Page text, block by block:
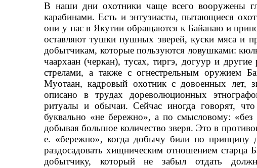
В наши дни охотники чаще всего вооружены
карабинами. Есть и энтузиасты, пытающиеся
они у нас в Якутии обращаются к Байанаю и
оставляют тушки пушных зверей, куски мяса и
добытчикам, которые пользуются ловушками:
чаархаан (черкан), тусах, тиргэ, догуур и
стрелами, а также с огнестрельным оружием
Муотаан, кадровый охотник с довоенных лет,
описано в трудах дореволюционных
ритуалы и обычаи. Сейчас иногда говорят,
буквально «не бережно», а по смысловому:
добывая большое количество зверя. Это в
е. «бережно», когда добычу били по принципу
раздосадовать хищническим отношением
добытчику, который не забыл отдать